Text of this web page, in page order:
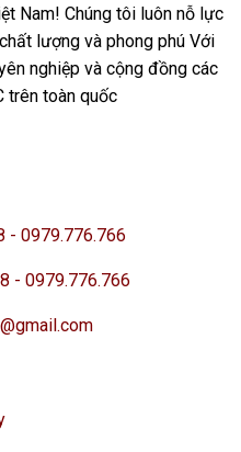
Nam! Chúng tôi luôn nỗ lực
lượng và phong phú Với
nghiệp và cộng đồng các
trên toàn quốc
- 0979.776.766
- 0979.776.766